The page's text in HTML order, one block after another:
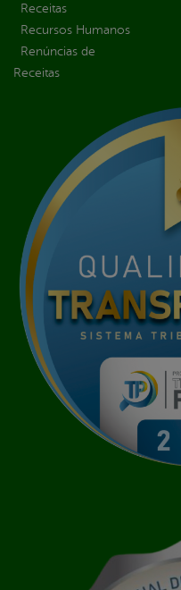
Receitas
Recursos Humanos
Renúncias de
Receitas